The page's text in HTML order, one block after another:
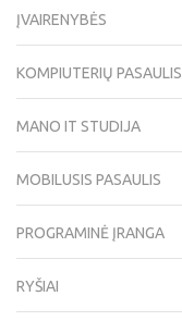
ĮVAIRENYBĖS
KOMPIUTERIŲ PASAULIS
MANO IT STUDIJA
MOBILUSIS PASAULIS
PROGRAMINĖ ĮRANGA
RYŠIAI